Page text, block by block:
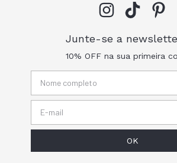
Junte-se a
10% OFF na sua primeira